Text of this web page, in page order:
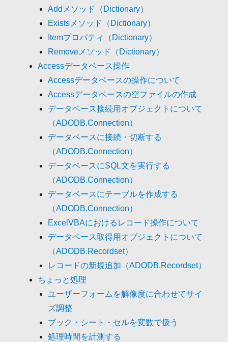
Addメソッド（Dictionary）
Existsメソッド（Dictionary）
Itemプロパティ（Dictionary）
Removeメソッド（Dictionary）
Accessデータベース操作
Accessデータベースの操作について
Accessデータベースの空ファイルの作成
データベース接続用オブジェクトについて
（ADODB.Connection）
データベースに接続・切断する
（ADODB.Connection）
データベースにSQL文を実行する
（ADODB.Connection）
データベースにテーブルを作成する
（ADODB.Connection）
ExcelVBAにおけるレコード操作について
データベース取得用オブジェクトについて
（ADODB.Recordset）
レコードの新規追加（ADODB.Recordset）
ちょっと処理
ユーザーフォームを解像度に合わせてサイ
ズ調整
ブック・シート・セルを変数で扱う
処理時間を計測する